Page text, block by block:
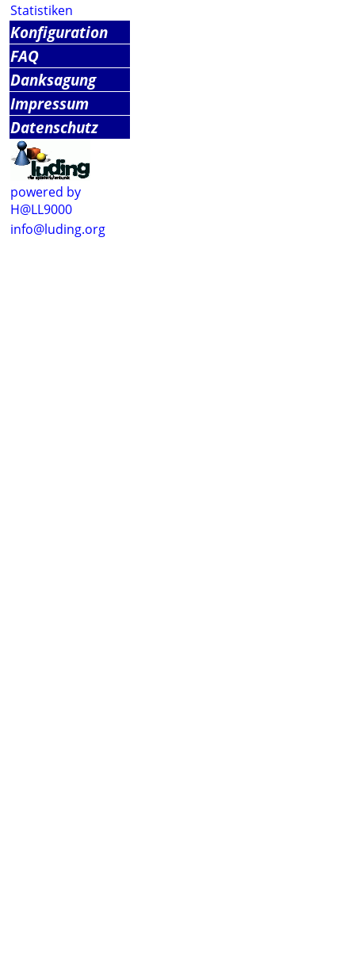
Statistiken
Konfiguration
FAQ
Danksagung
Impressum
Datenschutz
powered by
H@LL9000
info@luding.org